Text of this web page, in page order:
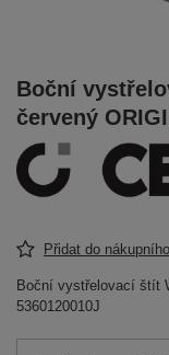
Boční
červený
Přidat do
Boční vystřelovací štít
5360120010J